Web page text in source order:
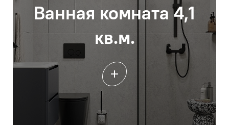
Ванная комната 4,1
кв.м.